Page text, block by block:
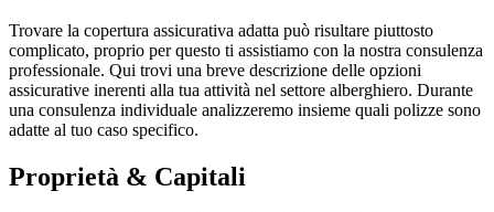
Trovare la copertura assicurativa adatta può risultare piuttosto
complicato, proprio per questo ti assistiamo con la nostra consulenza
professionale. Qui trovi una breve descrizione delle opzioni
assicurative inerenti alla tua attività nel settore alberghiero. Durante
una consulenza individuale analizzeremo insieme quali polizze sono
adatte al tuo caso specifico.
Proprietà & Capitali